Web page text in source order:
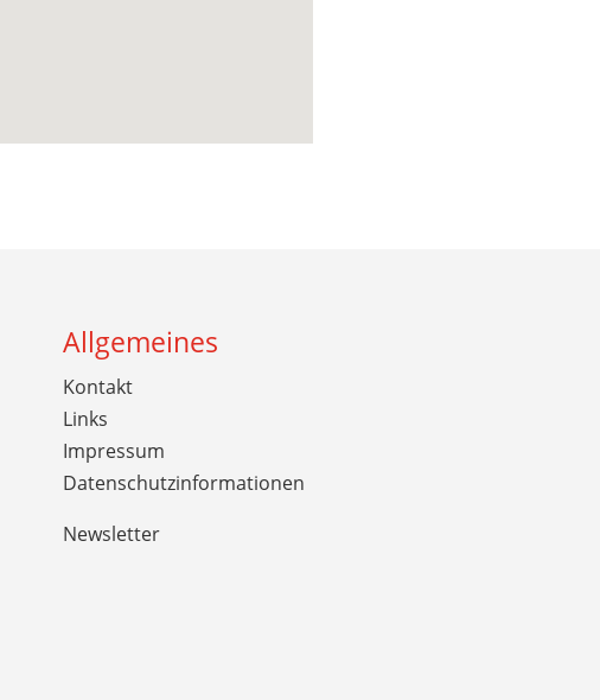
Allgemeines
Kontakt
Links
Impressum
Datenschutzinformationen
Newsletter